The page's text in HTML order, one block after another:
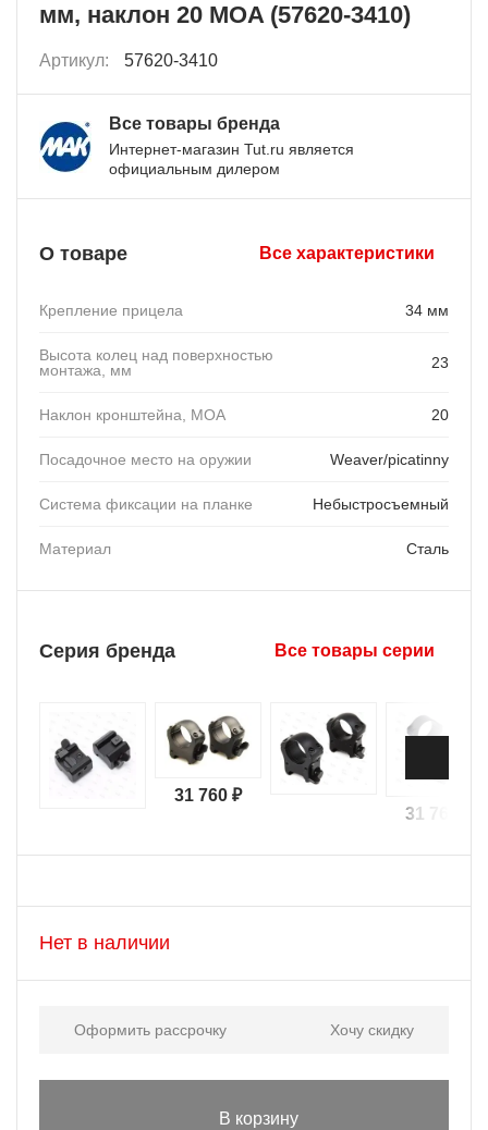
мм, наклон 20 MOA (57620-3410)
Артикул: 57620-3410
Все товары бренда
Интернет-магазин Tut.ru является
официальным дилером
О товаре Все характеристики
Крепление прицела 34 мм
Высота колец над поверхностью
монтажа, мм
23
Наклон кронштейна, MOA 20
Посадочное место на оружии Weaver/picatinny
Система фиксации на планке Небыстросъемный
Материал Сталь
Серия бренда Все товары серии
31 760 ₽
31 760 ₽
Нет в наличии
Оформить рассрочку Хочу скидку
В корзину